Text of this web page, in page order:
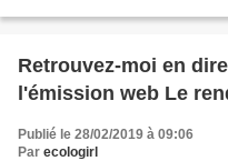
Retrouvez-moi en
l'émission web Le
Publié le 28/02/2019 à 09:06
Par ecologirl